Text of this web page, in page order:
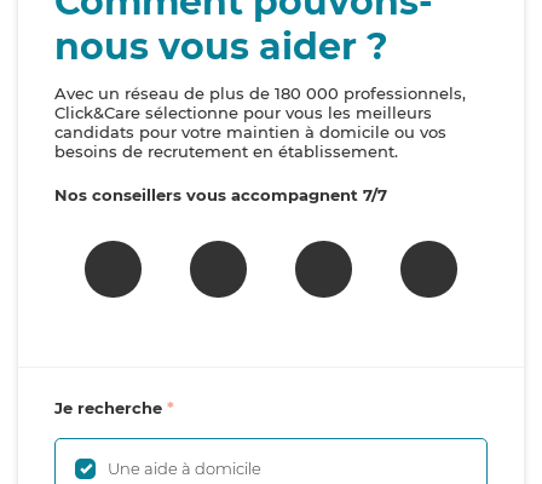
nous vous aider ?
Avec un réseau de plus de 180 000 professionnels,
Click&Care sélectionne pour vous les meilleurs
candidats pour votre maintien à domicile ou vos
besoins de recrutement en établissement.
Nos conseillers vous accompagnent 7/7
Je recherche
Une aide à domicile